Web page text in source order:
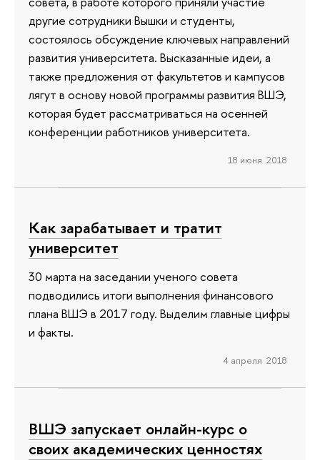
другие сотрудники Вышки и студенты,
состоялось обсуждение ключевых направлений
развития университета. Высказанные идеи, а
также предложения от факультетов и кампусов
лягут в основу новой программы развития ВШЭ,
которая будет рассматриваться на осенней
конференции работников университета.
18 июня 2018
Как зарабатывает и тратит
университет
30 марта на заседании ученого совета
подводились итоги выполнения финансового
плана ВШЭ в 2017 году. Выделим главные цифры
и факты.
4 апреля 2018
ВШЭ запускает онлайн-курс о
своих академических ценностях